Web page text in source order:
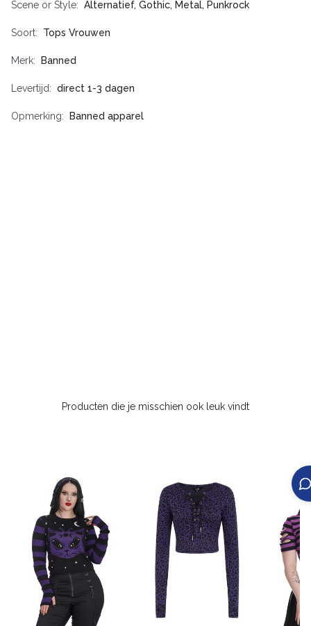
Scene or Style Alternatief, Gothic, Metal, Punkrock
Soort Tops Vrouwen
Merk Banned
Levertijd direct 1-3 dagen
Opmerking Banned apparel
Producten die je misschien ook leuk vindt